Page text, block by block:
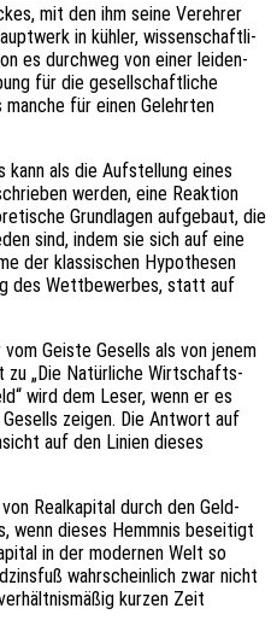
mit den ihm seine Vereh­rer
in kühler, wissen­schaft­li­
es durch­weg von einer leiden­
für die gesell­schaft­li­che
für einen Gelehr­ten
kann als die Aufstel­lung eines
werden, eine Reak­ti­on
Grund­la­gen aufge­baut, die
sind, indem sie sich auf eine
der klas­si­schen Hypo­the­sen
des Wett­be­wer­bes, statt auf
Geiste Gesells als von jenem
zu „Die Natür­li­che Wirt­schafts­
wird dem Leser, wenn er es
zeigen. Die Antwort auf
auf den Linien dieses
Real­ka­pi­tal durch den Geld­
wenn dieses Hemm­nis besei­tigt
in der moder­nen Welt so
wahr­schein­lich zwar nicht
kurzen Zeit